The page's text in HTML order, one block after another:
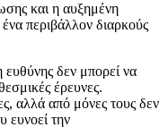
και η αυξημένη
περιβάλλον διαρκούς
ευθύνης δεν μπορεί να
έρευνες.
αλλά από μόνες τους δεν
ευνοεί την